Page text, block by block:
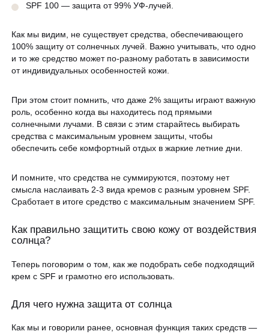
SPF 100 — защита от 99% УФ-лучей.
Как мы видим, не существует средства, обеспечивающего
100% защиту от солнечных лучей. Важно учитывать, что одно
и то же средство может по-разному работать в зависимости
от индивидуальных особенностей кожи.
При этом стоит помнить, что даже 2% защиты играют важную
роль, особенно когда вы находитесь под прямыми
солнечными лучами. В связи с этим старайтесь выбирать
средства с максимальным уровнем защиты, чтобы
обеспечить себе комфортный отдых в жаркие летние дни.
И помните, что средства не суммируются, поэтому нет
смысла наслаивать 2-3 вида кремов с разным уровнем SPF.
Сработает в итоге средство с максимальным значением SPF.
Как правильно защитить свою кожу от воздействия
солнца?
Теперь поговорим о том, как же подобрать себе подходящий
крем с SPF и грамотно его использовать.
Для чего нужна защита от солнца
Как мы и говорили ранее, основная функция таких средств —